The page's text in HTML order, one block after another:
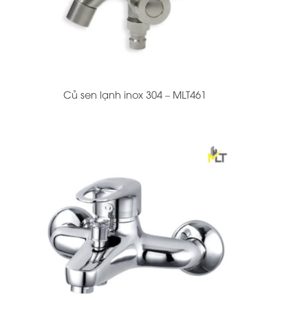
Củ sen lạnh inox 304 – MLT461